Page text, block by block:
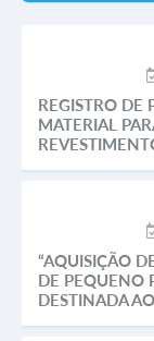
REGISTRO DE
MATERIAL
“AQUISIÇÃO
DE PEQUENO
DESTINADA